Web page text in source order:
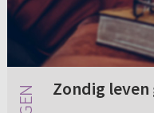
Zondig leven